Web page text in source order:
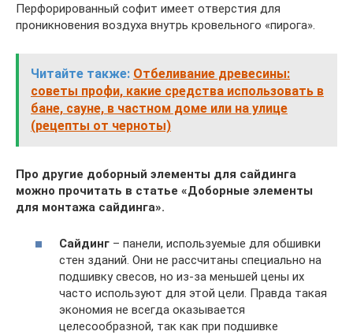
Перфорированный софит имеет отверстия для
проникновения воздуха внутрь кровельного «пирога».
Читайте также: Отбеливание древесины:
советы профи, какие средства использовать в
бане, сауне, в частном доме или на улице
(рецепты от черноты)
Про другие доборный элементы для сайдинга
можно прочитать в статье «Доборные элементы
для монтажа сайдинга».
Сайдинг – панели, используемые для обшивки
стен зданий. Они не рассчитаны специально на
подшивку свесов, но из-за меньшей цены их
часто используют для этой цели. Правда такая
экономия не всегда оказывается
целесообразной, так как при подшивке